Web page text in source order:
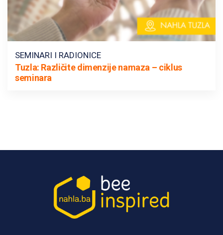
SEMINARI I RADIONICE
Tuzla: Različite dimenzije namaza – ciklus
seminara